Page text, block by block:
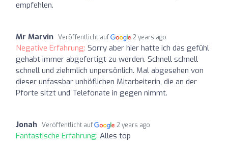
empfehlen.
Mr Marvin Veröffentlicht auf 2 years ago
Negative Erfahrung: Sorry aber hier hatte ich das gefühl
gehabt immer abgefertigt zu werden. Schnell schnell
schnell und ziehmlich unpersönlich. Mal abgesehen von
dieser unfassbar unhöflichen Mitarbeiterin, die an der
Pforte sitzt und Telefonate in gegen nimmt.
Jonah Veröffentlicht auf 2 years ago
Fantastische Erfahrung: Alles top